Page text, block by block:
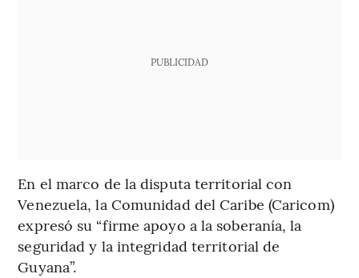
PUBLICIDAD
En el marco de la disputa territorial con
Venezuela, la Comunidad del Caribe (Caricom)
expresó su “firme apoyo a la soberanía, la
seguridad y la integridad territorial de
Guyana”.